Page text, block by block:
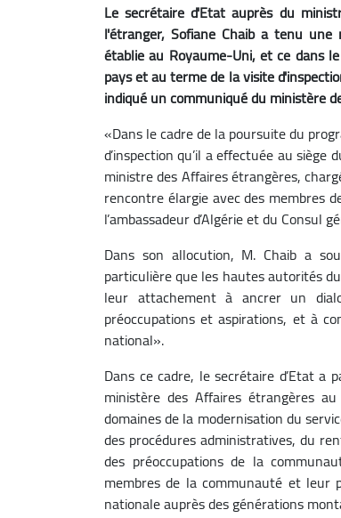
Le secrétaire d'Etat auprès du
l'étranger, Sofiane Chaib a tenu
établie au Royaume-Uni, et ce dans
pays et au terme de la visite
indiqué un communiqué du ministère
«Dans le cadre de la poursuite du
d’inspection qu’il a effectuée au
ministre des Affaires étrangères,
rencontre élargie avec des membres
l’ambassadeur d’Algérie et du Consul
Dans son allocution, M. Chaib a
particulière que les hautes autorités
leur attachement à ancrer un
préoccupations et aspirations, et à
national».
Dans ce cadre, le secrétaire d’Etat
ministère des Affaires étrangères
domaines de la modernisation du
des procédures administratives, du
des préoccupations de la
membres de la communauté et leur
nationale auprès des générations